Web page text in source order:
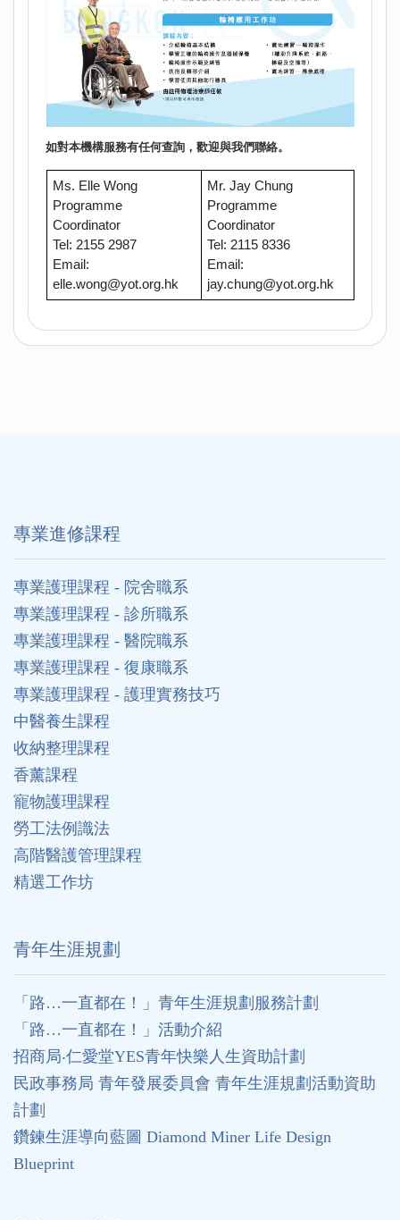
如對本機構服務有任何查詢，歡迎與我們聯絡。
Ms. Elle Wong
Programme
Coordinator
Tel: 2155 2987
Email:
elle.wong@yot.org.hk
Mr. Jay Chung
Programme
Coordinator
Tel: 2115 8336
Email:
jay.chung@yot.org.hk
專業進修課程
專業護理課程 - 院舍職系
專業護理課程 - 診所職系
專業護理課程 - 醫院職系
專業護理課程 - 復康職系
專業護理課程 - 護理實務技巧
中醫養生課程
收納整理課程
香薰課程
寵物護理課程
勞工法例識法
高階醫護管理課程
精選工作坊
⻘年生涯規劃
「路…一直都在！」青年生涯規劃服務計劃
「路…一直都在！」活動介紹
招商局‧仁愛堂YES青年快樂人生資助計劃
民政事務局 青年發展委員會 青年生涯規劃活動資助
計劃
鑽鍊生涯導向藍圖 Diamond Miner Life Design
Blueprint